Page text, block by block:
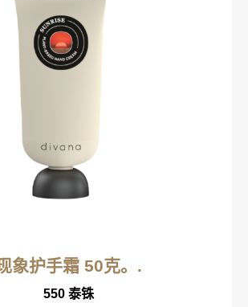
象护手霜 50克。.
550 泰铢